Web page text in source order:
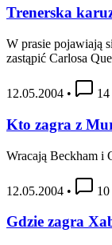
Trenerska
W prasie pojawiają
zastąpić Carlosa
12.05.2004 • 14
Kto zagra z
Wracają Beckham i
12.05.2004 • 10
Gdzie zagra